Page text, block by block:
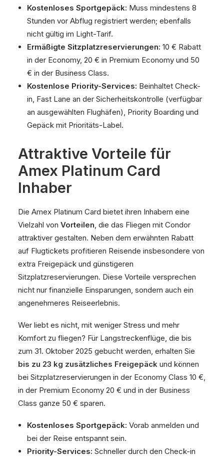
Kostenloses Sportgepäck: Muss mindestens 8
Stunden vor Abflug registriert werden; ebenfalls
nicht gültig im Light-Tarif.
Ermäßigte Sitzplatzreservierungen: 10 € Rabatt
in der Economy, 20 € in Premium Economy und 50
€ in der Business Class.
Kostenlose Priority-Services: Beinhaltet Check-
in, Fast Lane an der Sicherheitskontrolle (verfügbar
an ausgewählten Flughäfen), Priority Boarding und
Gepäck mit Prioritäts-Label.
Attraktive Vorteile für
Amex Platinum Card
Inhaber
Die Amex Platinum Card bietet ihren Inhabern eine
Vielzahl von Vorteilen, die das Fliegen mit Condor
attraktiver gestalten. Neben dem erwähnten Rabatt
auf Flugtickets profitieren Reisende insbesondere von
extra Freigepäck und günstigeren
Sitzplatzreservierungen. Diese Vorteile versprechen
nicht nur finanzielle Einsparungen, sondern auch ein
angenehmeres Reiseerlebnis.
Wer liebt es nicht, mit weniger Stress und mehr
Komfort zu fliegen? Für Langstreckenflüge, die bis
zum 31. Oktober 2025 gebucht werden, erhalten Sie
bis zu 23 kg zusätzliches Freigepäck und können
bei Sitzplatzreservierungen in der Economy Class 10 €,
in der Premium Economy 20 € und in der Business
Class ganze 50 € sparen.
Kostenloses Sportgepäck: Vorab anmelden und
bei der Reise entspannt sein.
Priority-Services: Schneller durch den Check-in